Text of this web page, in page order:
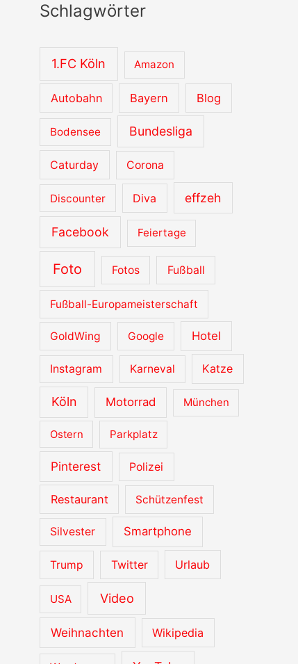
h
e
Schlagwörter
1.FC Köln Amazon
Autobahn Bayern Blog
Bodensee Bundesliga
Caturday Corona
Discounter Diva effzeh
Facebook Feiertage
Foto Fotos Fußball
Fußball-Europameisterschaft
GoldWing Google Hotel
Instagram Karneval Katze
Köln Motorrad München
Ostern Parkplatz
Pinterest Polizei
Restaurant Schützenfest
Silvester Smartphone
Trump Twitter Urlaub
USA Video
Weihnachten Wikipedia